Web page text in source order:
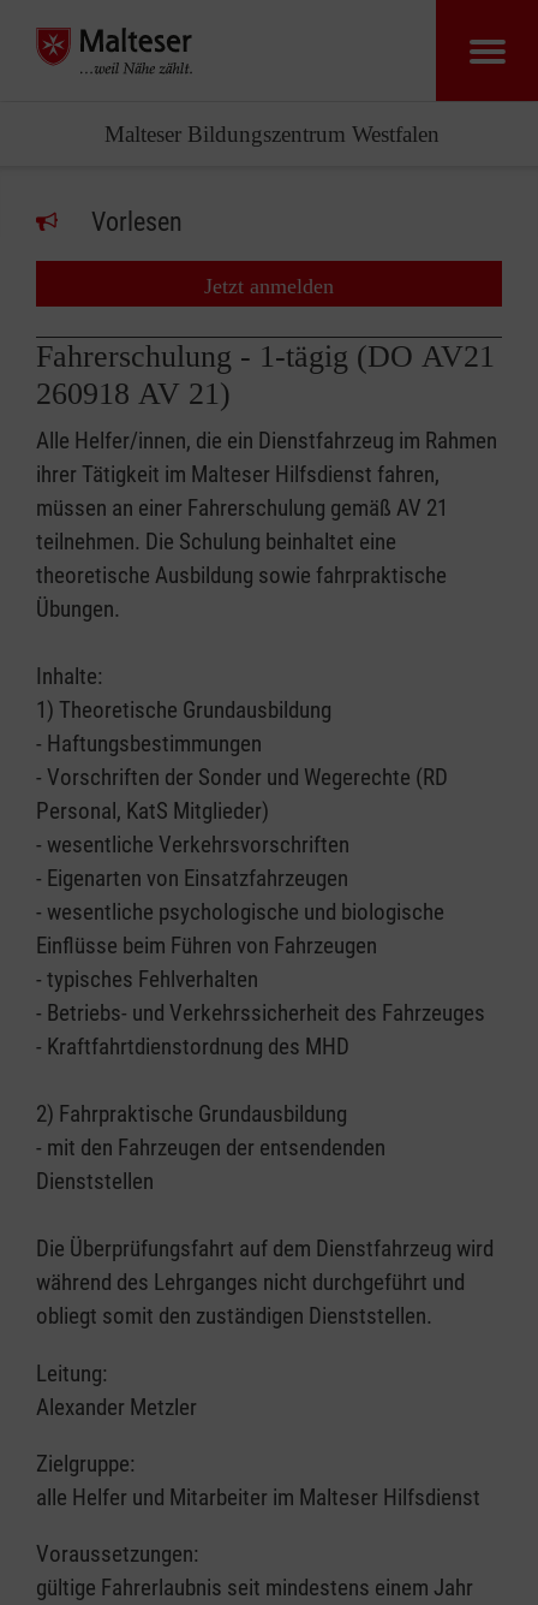
Malteser Bildungszentrum Westfalen
Vorlesen
Jetzt anmelden
Fahrerschulung - 1-tägig (DO AV21
260918 AV 21)
Alle Helfer/innen, die ein Dienstfahrzeug im Rahmen
ihrer Tätigkeit im Malteser Hilfsdienst fahren,
müssen an einer Fahrerschulung gemäß AV 21
teilnehmen. Die Schulung beinhaltet eine
theoretische Ausbildung sowie fahrpraktische
Übungen.
Inhalte:
1) Theoretische Grundausbildung
- Haftungsbestimmungen
- Vorschriften der Sonder und Wegerechte (RD
Personal, KatS Mitglieder)
- wesentliche Verkehrsvorschriften
- Eigenarten von Einsatzfahrzeugen
- wesentliche psychologische und biologische
Einflüsse beim Führen von Fahrzeugen
- typisches Fehlverhalten
- Betriebs- und Verkehrssicherheit des Fahrzeuges
- Kraftfahrtdienstordnung des MHD
2) Fahrpraktische Grundausbildung
- mit den Fahrzeugen der entsendenden
Dienststellen
Die Überprüfungsfahrt auf dem Dienstfahrzeug wird
während des Lehrganges nicht durchgeführt und
obliegt somit den zuständigen Dienststellen.
Leitung:
Alexander Metzler
Zielgruppe:
alle Helfer und Mitarbeiter im Malteser Hilfsdienst
Voraussetzungen:
gültige Fahrerlaubnis seit mindestens einem Jahr